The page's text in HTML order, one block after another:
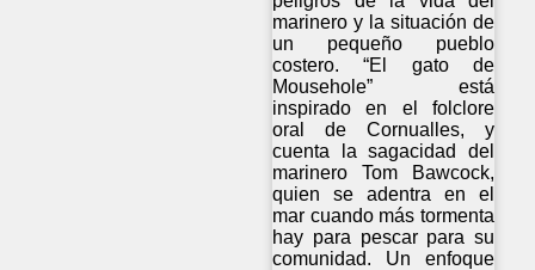
marinero y la situación de
un pequeño pueblo
costero. “El gato de
Mousehole” está
inspirado en el folclore
oral de Cornualles, y
cuenta la sagacidad del
marinero Tom Bawcock,
quien se adentra en el
mar cuando más tormenta
hay para pescar para su
comunidad. Un enfoque